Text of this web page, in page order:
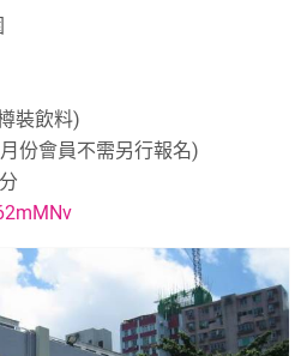
裝飲料)
份會員不需另行報名)